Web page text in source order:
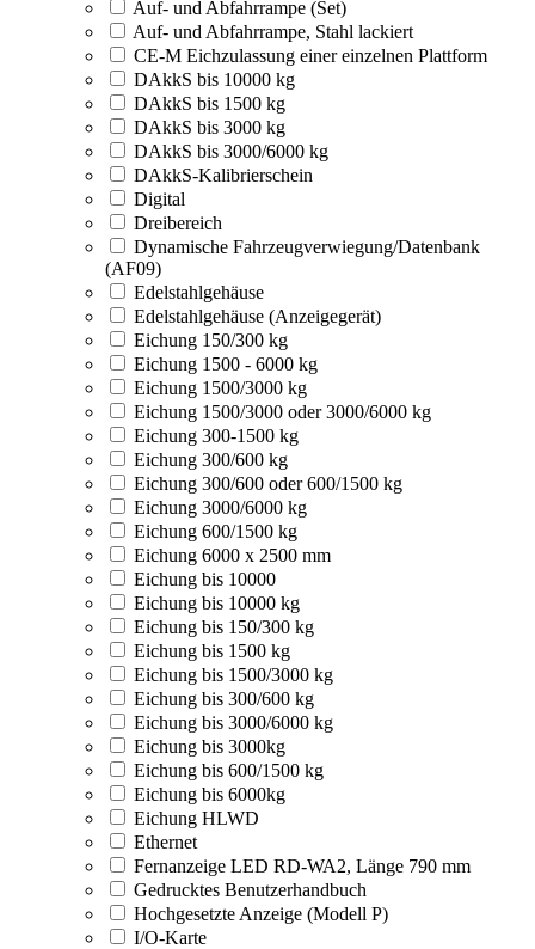
Auf- und Abfahrrampe (Set)
Auf- und Abfahrrampe, Stahl lackiert
CE-M Eichzulassung einer einzelnen Plattform
DAkkS bis 10000 kg
DAkkS bis 1500 kg
DAkkS bis 3000 kg
DAkkS bis 3000/6000 kg
DAkkS-Kalibrierschein
Digital
Dreibereich
Dynamische Fahrzeugverwiegung/Datenbank
(AF09)
Edelstahlgehäuse
Edelstahlgehäuse (Anzeigegerät)
Eichung 150/300 kg
Eichung 1500 - 6000 kg
Eichung 1500/3000 kg
Eichung 1500/3000 oder 3000/6000 kg
Eichung 300-1500 kg
Eichung 300/600 kg
Eichung 300/600 oder 600/1500 kg
Eichung 3000/6000 kg
Eichung 600/1500 kg
Eichung 6000 x 2500 mm
Eichung bis 10000
Eichung bis 10000 kg
Eichung bis 150/300 kg
Eichung bis 1500 kg
Eichung bis 1500/3000 kg
Eichung bis 300/600 kg
Eichung bis 3000/6000 kg
Eichung bis 3000kg
Eichung bis 600/1500 kg
Eichung bis 6000kg
Eichung HLWD
Ethernet
Fernanzeige LED RD-WA2, Länge 790 mm
Gedrucktes Benutzerhandbuch
Hochgesetzte Anzeige (Modell P)
I/O-Karte